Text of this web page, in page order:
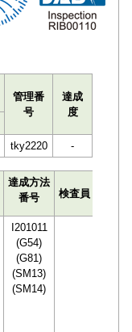
管理番
号
達成
度
tky2220 -
達成方法
番号
検査員
I201011
(G54)
(G81)
(SM13)
(SM14)